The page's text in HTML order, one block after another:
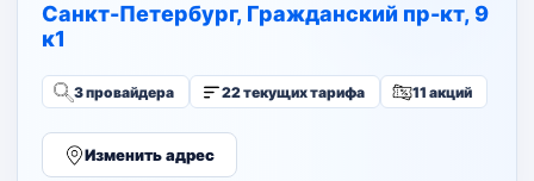
Санкт-Петербург, Гражданский пр-кт, 9
к1
3 провайдера 22 текущих тарифа 11 акций
Изменить адрес